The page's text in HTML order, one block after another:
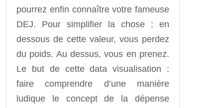
pourrez enfin connaître votre fameuse
DEJ. Pour simplifier la chose : en
dessous de cette valeur, vous perdez
du poids. Au dessus, vous en prenez.
Le but de cette data visualisation :
faire comprendre d’une manière
ludique le concept de la dépense